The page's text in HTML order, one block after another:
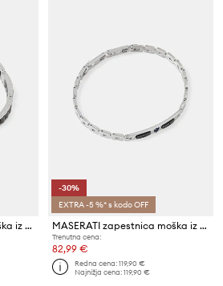
MASERATI zapestnica moška iz nerjavečega jekla CERAMIC
-30%
EXTRA -5 %* s kodo OFF
MASERATI zapestnica moška iz nerjavečega jekla z diamantom DIAMONDS
Trenutna cena:
82,99 €
Redna cena:119,90 €
Najnižja cena:119,90 €